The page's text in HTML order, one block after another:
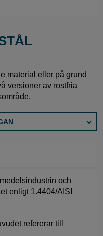
material eller på grund
versioner av rostfria
och
enligt 1.4404/AISI
refererar till